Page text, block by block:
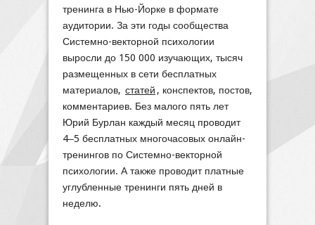
тренинга в Нью-Йорке в формате
аудитории. За эти годы сообщества
Системно-векторной психологии
выросли до 150 000 изучающих, тысяч
размещенных в сети бесплатных
материалов, статей , конспектов, постов,
комментариев. Без малого пять лет
Юрий Бурлан каждый месяц проводит
4‒5 бесплатных многочасовых онлайн-
тренингов по Системно-векторной
психологии. А также проводит платные
углубленные тренинги пять дней в
неделю.